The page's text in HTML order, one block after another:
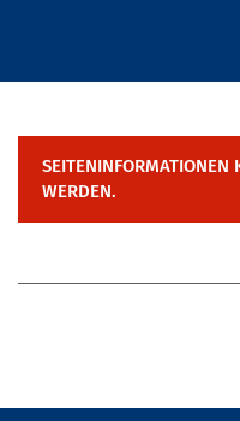
SEITENINFORMATIONEN
WERDEN.